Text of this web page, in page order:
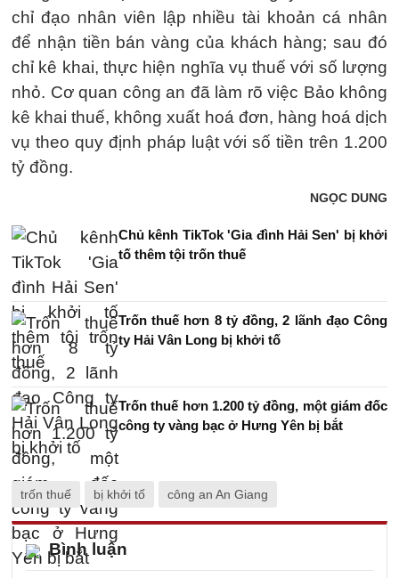
chỉ đạo nhân viên lập nhiều tài khoản cá nhân
để nhận tiền bán vàng của khách hàng; sau đó
chỉ kê khai, thực hiện nghĩa vụ thuế với số lượng
nhỏ. Cơ quan công an đã làm rõ việc Bảo không
kê khai thuế, không xuất hoá đơn, hàng hoá dịch
vụ theo quy định pháp luật với số tiền trên 1.200
tỷ đồng.
NGỌC DUNG
Chủ kênh TikTok 'Gia đình Hải Sen' bị khởi
tố thêm tội trốn thuế
Trốn thuế hơn 8 tỷ đồng, 2 lãnh đạo Công
ty Hải Vân Long bị khởi tố
Trốn thuế hơn 1.200 tỷ đồng, một giám đốc
công ty vàng bạc ở Hưng Yên bị bắt
trốn thuế bị khởi tố công an An Giang
Bình luận